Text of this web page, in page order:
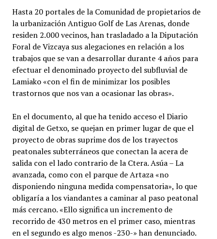
Hasta 20 portales de la Comunidad de propietarios de
la urbanización Antiguo Golf de Las Arenas, donde
residen 2.000 vecinos, han trasladado a la Diputación
Foral de Vizcaya sus alegaciones en relación a los
trabajos que se van a desarrollar durante 4 años para
efectuar el denominado proyecto del subfluvial de
Lamiako «con el fin de minimizar los posibles
trastornos que nos van a ocasionar las obras».
En el documento, al que ha tenido acceso el Diario
digital de Getxo, se quejan en primer lugar de que el
proyecto de obras suprime dos de los trayectos
peatonales subterráneos que conectan la acera de
salida con el lado contrario de la Ctera. Asúa – La
avanzada, como con el parque de Artaza «no
disponiendo ninguna medida compensatoria», lo que
obligaría a los viandantes a caminar al paso peatonal
más cercano. «Ello significa un incremento de
recorrido de 430 metros en el primer caso, mientras
en el segundo es algo menos -230-» han denunciado.